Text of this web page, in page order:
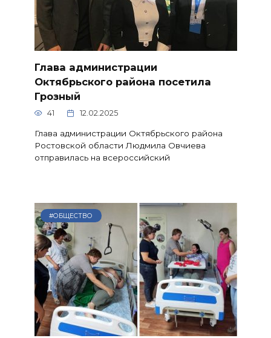
Глава администрации
Октябрьского района посетила
Грозный
41 12.02.2025
Глава администрации Октябрьского района
Ростовской области Людмила Овчиева
отправилась на всероссийский
#ОБЩЕСТВО